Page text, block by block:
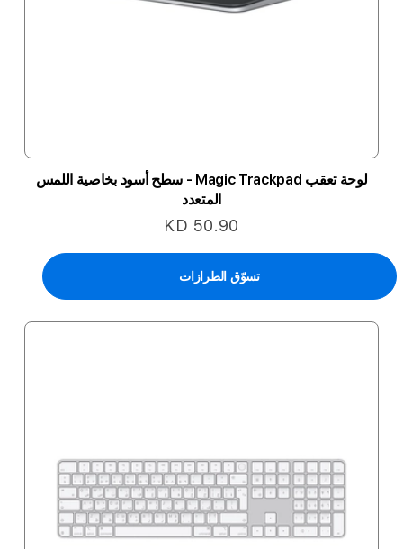
لوحة تعقب Magic Trackpad - سطح أسود بخاصية اللمس
المتعدد
KD 50.90
تسوّق الطرازات